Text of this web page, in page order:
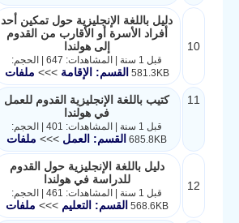
10
دليل باللغة الإنجليزية حول تمكين أحد
أفراد الأسرة أو الأقارب من القدوم
إلى هولندا
قبل 1 سنة | المشاهدات: 647 | الحجم:
581.3KB القسم: الإقامة>>> ملفات
11
كتيب باللغة الإنجليزية القدوم للعمل
في هولندا
قبل 1 سنة | المشاهدات: 401 | الحجم:
685.8KB القسم: العمل >>> ملفات
12
دليل باللغة الإنجليزية حول القدوم
للدراسة في هولندا
قبل 1 سنة | المشاهدات: 461 | الحجم:
568.6KB القسم: التعليم>>> ملفات